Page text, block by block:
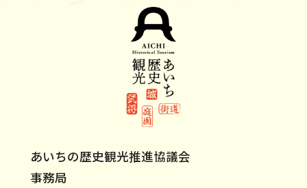
あいちの歴史観光推進協議会
事務局